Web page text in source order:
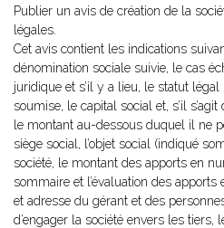
Publier un avis de création de la
légales.
Cet avis contient les indications
dénomination sociale suivie, le cas
juridique et s’il y a lieu, le statut
soumise, le capital social et, s’il
le montant au-dessous duquel il ne
siège social, l’objet social (indiqué
société, le montant des apports en
sommaire et l’évaluation des
et adresse du gérant et des
d’engager la société envers les tiers,